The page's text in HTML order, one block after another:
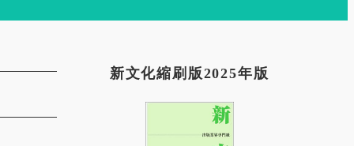
新文化縮刷版2025年版